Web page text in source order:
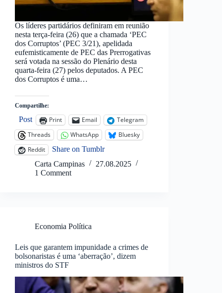
Os líderes partidários definiram em reunião
nesta terça-feira (26) que a chamada ‘PEC
dos Corruptos’ (PEC 3/21), apelidada
eufemisticamente de PEC das Prerrogativas
será votada na sessão do Plenário desta
quarta-feira (27) pelos deputados. A PEC
dos Corruptos é uma…
Compartilhe:
Post Print Email
Telegram
Threads
WhatsApp
Bluesky
Reddit
Share on Tumblr
Carta Campinas
27.08.2025
1 Comment
Economia Política
Leis que garantem impunidade a crimes de
bolsonaristas é uma ‘aberração’, dizem
ministros do STF